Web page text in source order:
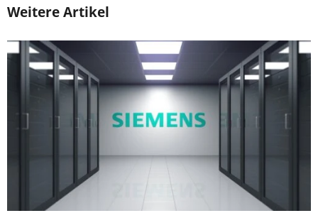
Weitere Artikel